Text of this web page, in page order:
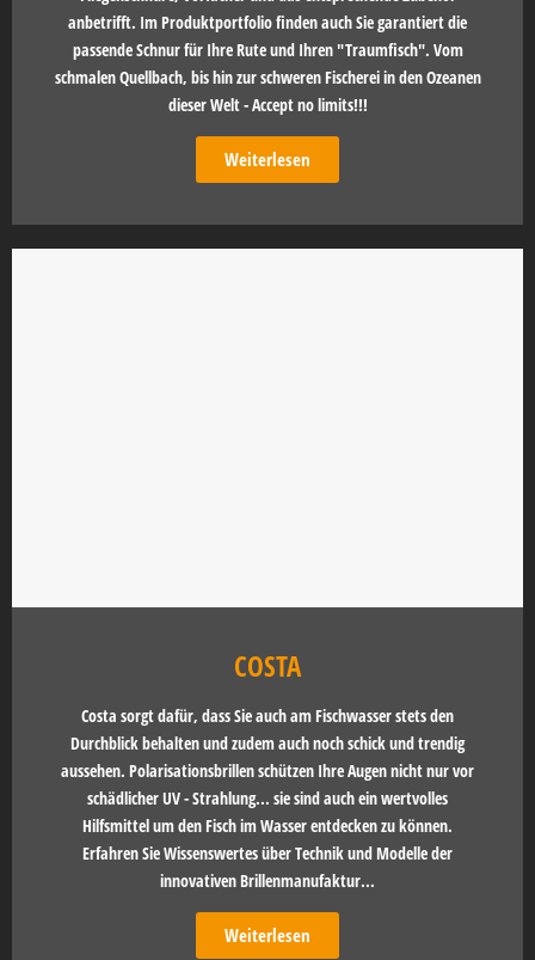
anbetrifft. Im Produktportfolio finden auch Sie garantiert die
passende Schnur für Ihre Rute und Ihren "Traumfisch". Vom
schmalen Quellbach, bis hin zur schweren Fischerei in den Ozeanen
dieser Welt - Accept no limits!!!
Weiterlesen
COSTA
Costa sorgt dafür, dass Sie auch am Fischwasser stets den
Durchblick behalten und zudem auch noch schick und trendig
aussehen. Polarisationsbrillen schützen Ihre Augen nicht nur vor
schädlicher UV - Strahlung... sie sind auch ein wertvolles
Hilfsmittel um den Fisch im Wasser entdecken zu können.
Erfahren Sie Wissenswertes über Technik und Modelle der
innovativen Brillenmanufaktur...
Weiterlesen